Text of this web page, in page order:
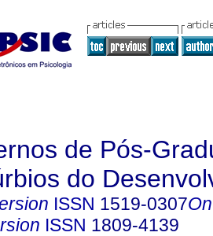
de Pós-
do
ISSN 1519-0307
ISSN 1809-4139